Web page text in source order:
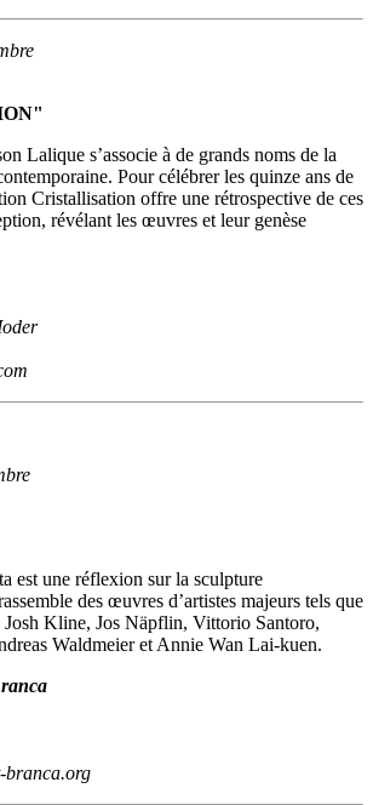
Lalique s’associe à de grands noms de la
Pour célébrer les quinze ans de
Cristallisation offre une rétrospective de ces
révélant les œuvres et leur genèse
est une réflexion sur la sculpture
des œuvres d’artistes majeurs tels que
Kline, Jos Näpflin, Vittorio Santoro,
Waldmeier et Annie Wan Lai-kuen.
branca.org